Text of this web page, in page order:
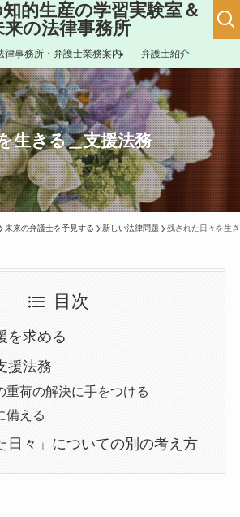
的生産の学習実験室＆
来の法律事務所
律事務所・弁護士業務案内 弁護士紹介
生きる＿支援法務
未来の弁護士を予見する 新しい法律問題 残された日々を生
目次
を求める
援法務
重荷の解決に手をつける
備える
日々」についての別の考え方